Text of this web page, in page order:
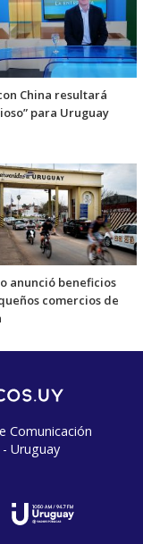
China resultará
para Uruguay
anunció beneficios
comercios de
Comunicación
Uruguay